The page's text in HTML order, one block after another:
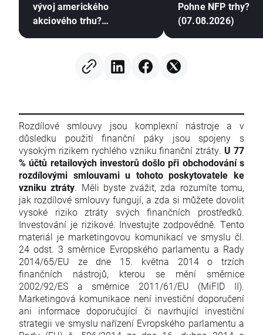
vývoj amerického
akciového trhu?
Pohne NFP trhy?
(07.08.2026)
Rozdílové smlouvy jsou komplexní nástroje a v
důsledku použití finanční páky jsou spojeny s
vysokým rizikem rychlého vzniku finanční ztráty. U 77
% účtů retailových investorů došlo při obchodování s
rozdílovými smlouvami u tohoto poskytovatele ke
vzniku ztráty. Měli byste zvážit, zda rozumíte tomu,
jak rozdílové smlouvy fungují, a zda si můžete dovolit
vysoké riziko ztráty svých finančních prostředků.
Investování je rizikové. Investujte zodpovědně. Tento
materiál je marketingovou komunikací ve smyslu čl.
24 odst. 3 směrnice Evropského parlamentu a Rady
2014/65/EU ze dne 15. května 2014 o trzích
finančních nástrojů, kterou se mění směrnice
2002/92/ES a směrnice 2011/61/EU (MiFID II).
Marketingová komunikace není investiční doporučení
ani informace doporučující či navrhující investiční
strategii ve smyslu nařízení Evropského parlamentu a